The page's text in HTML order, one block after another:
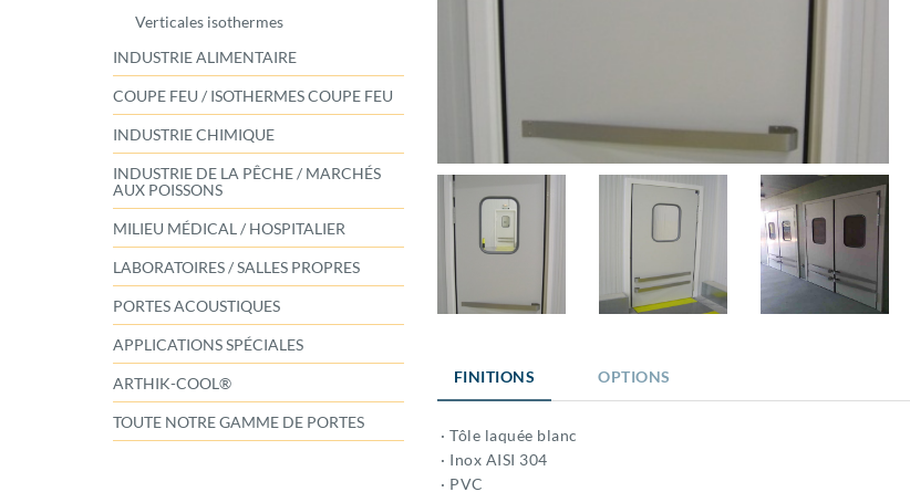
Verticales isothermes
INDUSTRIE ALIMENTAIRE
COUPE FEU / ISOTHERMES COUPE FEU
INDUSTRIE CHIMIQUE
INDUSTRIE DE LA PÊCHE / MARCHÉS
AUX POISSONS
MILIEU MÉDICAL / HOSPITALIER
LABORATOIRES / SALLES PROPRES
PORTES ACOUSTIQUES
APPLICATIONS SPÉCIALES
ARTHIK-COOL®
TOUTE NOTRE GAMME DE PORTES
FINITIONS OPTIONS
· Tôle laquée blanc
· Inox AISI 304
· PVC